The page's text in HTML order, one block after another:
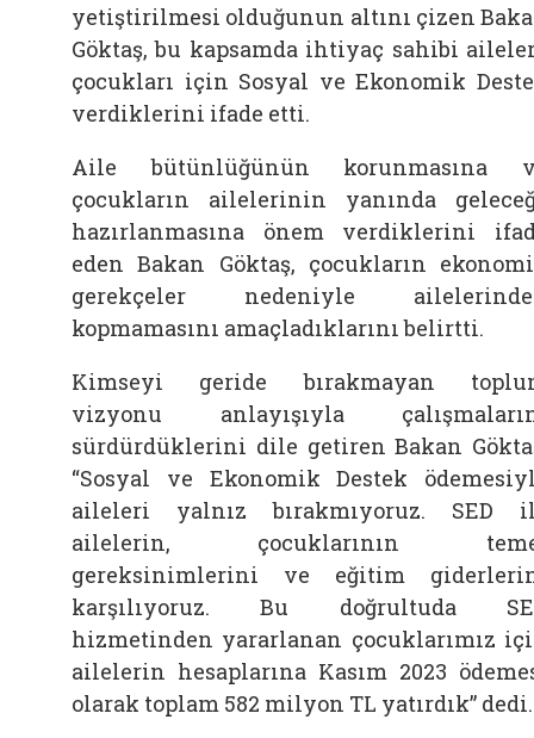
yetiştirilmesi olduğunun altını çizen
Göktaş, bu kapsamda ihtiyaç sahibi
çocukları için Sosyal ve Ekonomik
verdiklerini ifade etti.
Aile bütünlüğünün korunmasına
çocukların ailelerinin yanında
hazırlanmasına önem verdiklerini
eden Bakan Göktaş, çocukların
gerekçeler nedeniyle
kopmamasını amaçladıklarını belirtti.
Kimseyi geride bırakmayan
vizyonu anlayışıyla
sürdürdüklerini dile getiren Bakan
“Sosyal ve Ekonomik Destek
aileleri yalnız bırakmıyoruz. SED
ailelerin, çocuklarının
gereksinimlerini ve eğitim
karşılıyoruz. Bu doğrultuda
hizmetinden yararlanan çocuklarımız
ailelerin hesaplarına Kasım 2023
olarak toplam 582 milyon TL yatırdık” dedi.